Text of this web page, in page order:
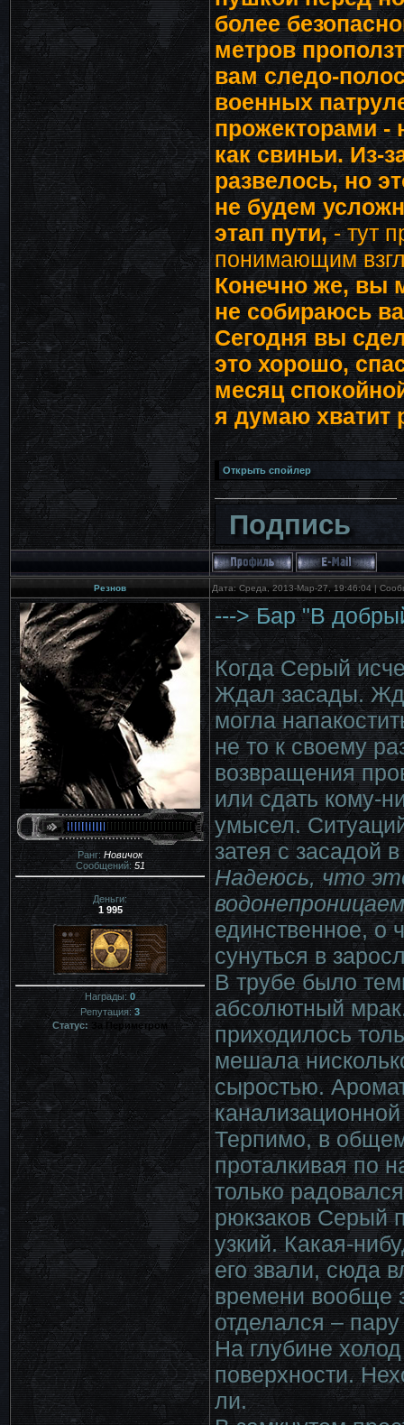
более
метров
вам следо-
военных
прожекторами -
как свиньи. Из-
развелось, но
не будем
этап пути,- тут
понимающим
Конечно же, вы
не собираюсь
Сегодня вы
это хорошо,
месяц
я думаю хватит
Подпись
Резнов Дата: Среда, 2013-Мар-27, 19:46:04 |
Ранг: Новичок
Сообщений:51
Деньги:
1 995
Награды: 0
Репутация:3
Статус: За Периметром
---> Бар "В
Когда Серый
Ждал засады.
могла
не то к своему
возвращения
или сдать кому-
умысел.
затея с засадой
Надеюсь, что
единственное, о
сунуться в
В трубе было
абсолютный
приходилось
мешала
сыростью.
Терпимо, в
проталкивая по
только
рюкзаков Серый
узкий. Какая-
его звали, сюда
времени вообще
отделался –
На глубине
поверхности.
ли.